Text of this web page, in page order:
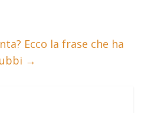
Ecco la frase che ha
→